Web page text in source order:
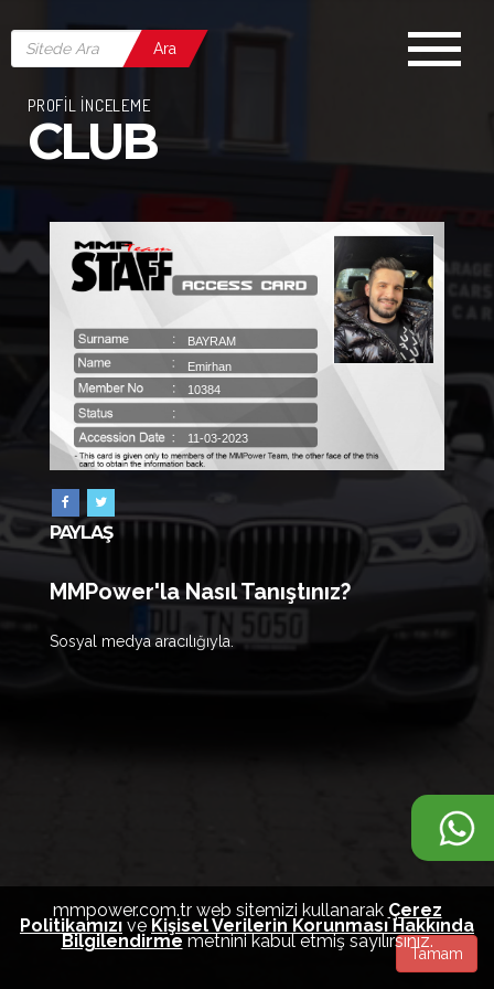
Ara
PROFİL İNCELEME
CLUB
BAYRAM
Emirhan
10384
11-03-2023
PAYLAŞ
MMPower'la Nasıl Tanıştınız?
Sosyal medya aracılığıyla.
mmpower.com.tr web sitemizi kullanarak Çerez
Politikamızı ve Kişisel Verilerin Korunması Hakkında
Bilgilendirmemetnini kabul etmiş sayılırsınız.
Tamam